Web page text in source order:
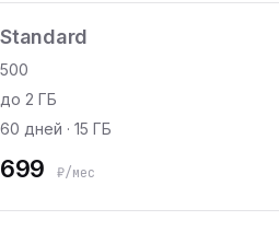
Standard
500
до 2 ГБ
60 дней · 15 ГБ
699 ₽/мес